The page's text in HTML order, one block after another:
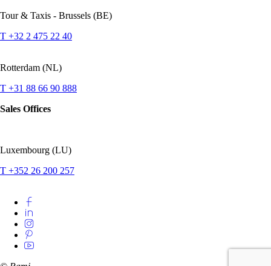
Tour & Taxis - Brussels (BE)
T +32 2 475 22 40
Rotterdam (NL)
T +31 88 66 90 888
Sales Offices
Luxembourg (LU)
T +352 26 200 257